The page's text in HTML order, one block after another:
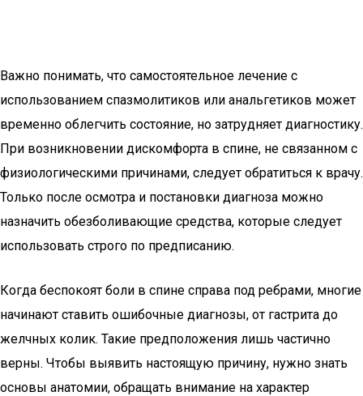
Важно понимать, что самостоятельное лечение с
использованием спазмолитиков или анальгетиков может
временно облегчить состояние, но затрудняет диагностику.
При возникновении дискомфорта в спине, не связанном с
физиологическими причинами, следует обратиться к врачу.
Только после осмотра и постановки диагноза можно
назначить обезболивающие средства, которые следует
использовать строго по предписанию.
Когда беспокоят боли в спине справа под ребрами, многие
начинают ставить ошибочные диагнозы, от гастрита до
желчных колик. Такие предположения лишь частично
верны. Чтобы выявить настоящую причину, нужно знать
основы анатомии, обращать внимание на характер